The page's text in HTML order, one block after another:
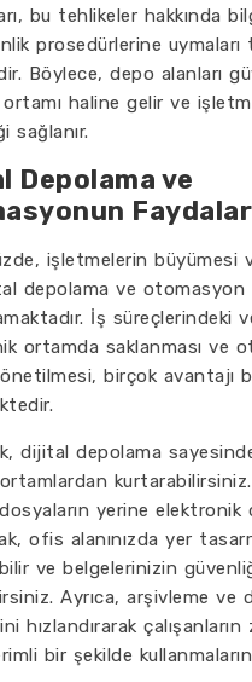
bu tehlikeler hakkında
prosedürlerine uymaları
Böylece, depo alanları
ortamı haline gelir ve
sağlanır.
Depolama ve
işletmelerin büyümesi
depolama ve otomasyon
İş süreçlerindeki
ortamda saklanması ve
birçok avantajı
dijital depolama
kurtarabilirsiniz.
yerine elektronik
ofis alanınızda yer
ve belgelerinizin
Ayrıca, arşivleme ve
hızlandırarak çalışanların
bir şekilde